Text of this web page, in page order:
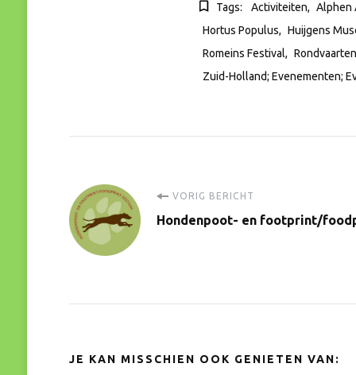
Tags: Activiteiten Alphen
Hortus Populus
Huijgens
Romeins Festival
Rondvaarten
Zuid-Holland; Evenementen;
Bericht
navigatie
VORIG BERICHT
Hondenpoot- en footprint/
JE KAN MISSCHIEN OOK GENIETEN VAN: